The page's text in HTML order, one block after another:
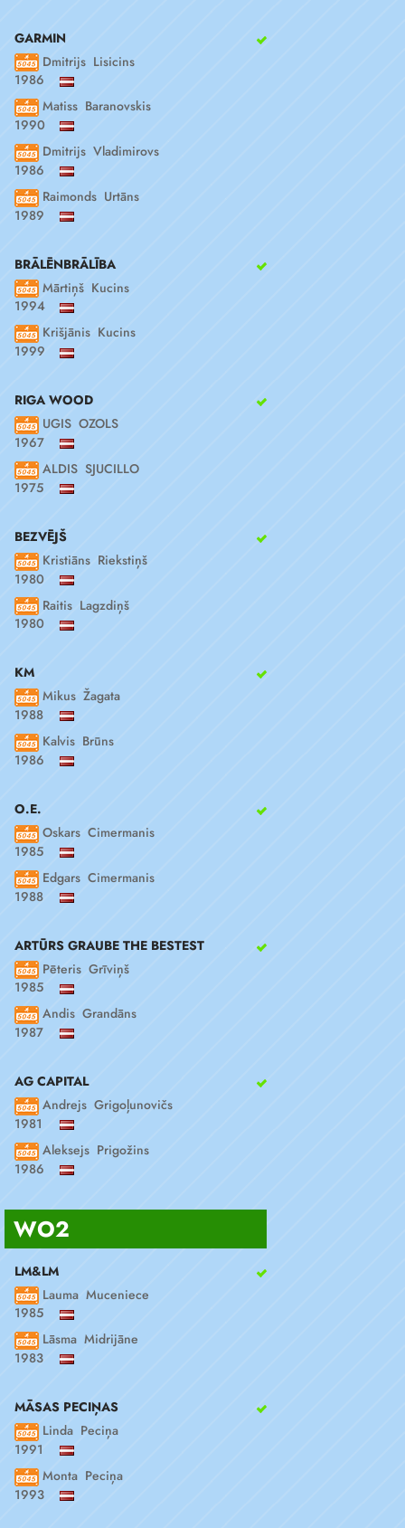
GARMIN
Dmitrijs Lisicins
1986
Matiss Baranovskis
1990
Dmitrijs Vladimirovs
1986
Raimonds Urtāns
1989
BRĀLĒNBRĀLĪBA
Mārtiņš Kucins
1994
Krišjānis Kucins
1999
RIGA WOOD
UGIS OZOLS
1967
ALDIS SJUCILLO
1975
BEZVĒJŠ
Kristiāns Riekstiņš
1980
Raitis Lagzdiņš
1980
KM
Mikus Žagata
1988
Kalvis Brūns
1986
O.E.
Oskars Cimermanis
1985
Edgars Cimermanis
1988
ARTŪRS GRAUBE THE BESTEST
Pēteris Grīviņš
1985
Andis Grandāns
1987
AG CAPITAL
Andrejs Grigoļunovičs
1981
Aleksejs Prigožins
1986
WO2
LM&LM
Lauma Muceniece
1985
Lāsma Midrijāne
1983
MĀSAS PECIŅAS
Linda Peciņa
1991
Monta Peciņa
1993